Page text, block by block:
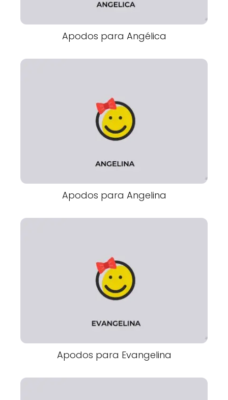
Apodos para Angélica
Apodos para Angelina
Apodos para Evangelina